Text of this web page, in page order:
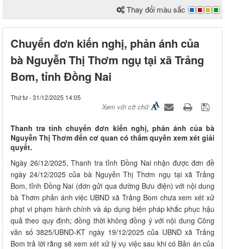
Thay đổi màu sắc
Chuyển đơn kiến nghị, phản ánh của
bà Nguyễn Thị Thơm ngụ tại xã Trảng
Bom, tỉnh Đồng Nai
Thứ tư - 31/12/2025 14:05
Xem với cỡ chữ
Thanh tra tỉnh chuyển đơn kiến nghị, phản ánh của bà
Nguyễn Thị Thơm đến cơ quan có thẩm quyền xem xét giải
quyết.
Ngày 26/12/2025, Thanh tra tỉnh Đồng Nai nhận được đơn đề
ngày 24/12/2025 của bà Nguyễn Thị Thơm ngụ tại xã Trảng
Bom, tỉnh Đồng Nai (đơn gửi qua đường Bưu điện) với nội dung
bà Thơm phản ánh việc UBND xã Trảng Bom chưa xem xét xử
phạt vi phạm hành chính và áp dụng biện pháp khắc phục hậu
quả theo quy định; đồng thời không đồng ý với nội dung Công
văn số 3825/UBND-KT ngày 19/12/2025 của UBND xã Trảng
Bom trả lời rằng sẽ xem xét xử lý vụ việc sau khi có Bản án của